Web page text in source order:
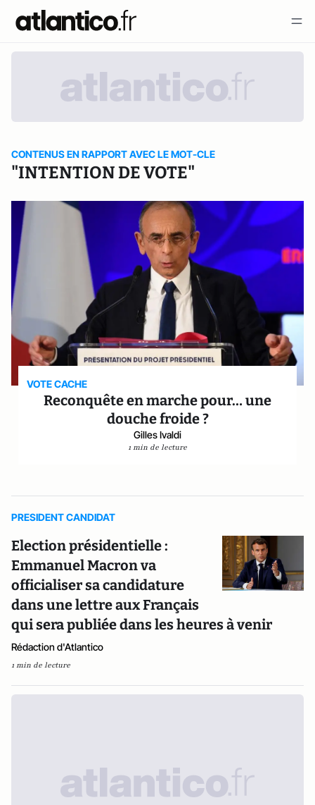
CONTENUS EN RAPPORT AVEC LE MOT-CLE
"INTENTION DE VOTE"
VOTE CACHE
Reconquête en marche pour… une
douche froide ?
Gilles Ivaldi
1 min de lecture
PRESIDENT CANDIDAT
Election présidentielle :
Emmanuel Macron va
officialiser sa candidature
dans une lettre aux Français
qui sera publiée dans les heures à venir
Rédaction d'Atlantico
1 min de lecture